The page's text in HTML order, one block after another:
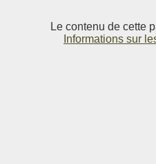
Le contenu de cette
Informations sur